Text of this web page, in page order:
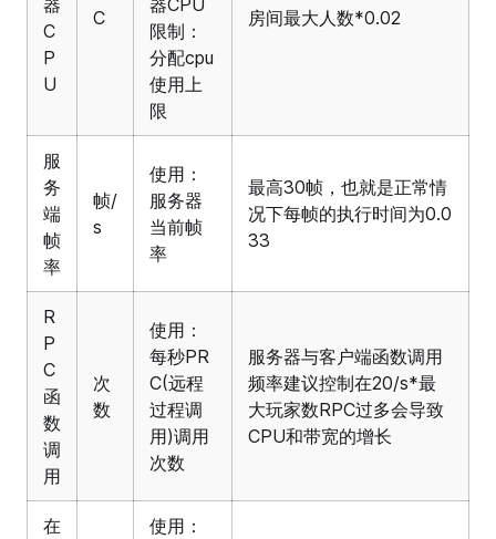
C
P
U
C
限制：
分配cpu
使用上
限
房间最大人数*0.02
服
务
端
帧
率
帧/
s
使用：
服务器
当前帧
率
最高30帧，也就是正常情
况下每帧的执行时间为0.0
33
R
P
C
函
数
调
用
次
数
使用：
每秒PR
C(远程
过程调
用)调用
次数
服务器与客户端函数调用
频率建议控制在20/s*最
大玩家数RPC过多会导致
CPU和带宽的增长
在
使用：